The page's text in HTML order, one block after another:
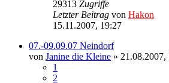
29313 Zugriffe
Letzter Beitrag von Hakon
15.11.2007, 19:27
07.-09.09.07 Neindorf
von Janine die Kleine » 21.08.2007,
1
2